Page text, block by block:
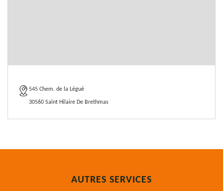
545 Chem. de la Légué
30560 Saint Hilaire De Brethmas
AUTRES SERVICES